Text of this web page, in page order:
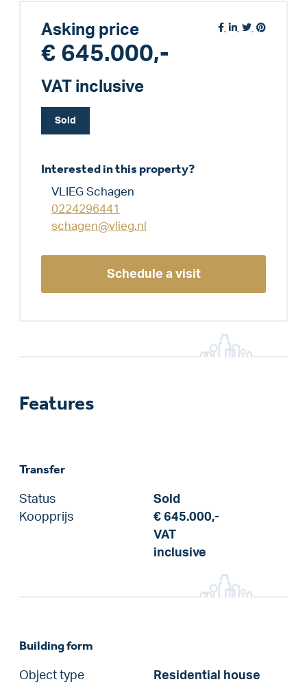
Asking price
€ 645.000,-
VAT inclusive
Sold
Interested in this property?
VLIEG Schagen
0224296441
schagen@vlieg.nl
Schedule a visit
Features
Transfer
Status
Sold
Koopprijs
€ 645.000,-
VAT
inclusive
Building form
Object type
Residential house